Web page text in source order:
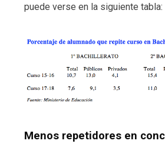
puede verse en la siguiente tabla:
Menos repetidores en